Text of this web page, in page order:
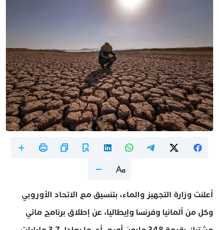
أعلنت وزارة التجهيز والماء، بتنسيق مع الاتحاد الأوروبي
وكل من ألمانيا وفرنسا وإيطاليا، عن إطلاق برنامج مائي